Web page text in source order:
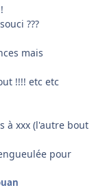
???
mais
!!!! etc etc
à xxx (l'autre bout
pour